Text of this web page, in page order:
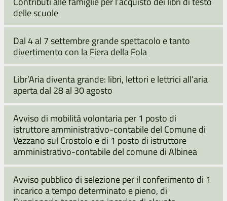
delle scuole
Dal 4 al 7 settembre grande spettacolo e tanto
divertimento con la Fiera della Fola
Libr’Aria diventa grande: libri, lettori e lettrici all’aria
aperta dal 28 al 30 agosto
Avviso di mobilità volontaria per 1 posto di
istruttore amministrativo-contabile del Comune di
Vezzano sul Crostolo e di 1 posto di istruttore
amministrativo-contabile del comune di Albinea
Avviso pubblico di selezione per il conferimento di 1
incarico a tempo determinato e pieno, di